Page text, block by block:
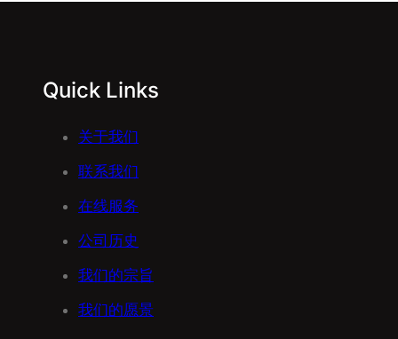
Quick Links
关于我们
联系我们
在线服务
公司历史
我们的宗旨
我们的愿景